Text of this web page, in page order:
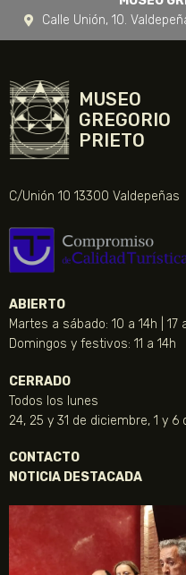
Calle Unión, 10.
MUSEO
GREGORIO
PRIETO
C/Unión 10 13300 Valdepeñas
ABIERTO
Martes a sábado: 10 a 14h | 17
Domingos y festivos: 11 a 14h
CERRADO
Todos los lunes
24, 25 y 31 de diciembre, 1 y
CONTACTO
NOTICIA DESTACADA